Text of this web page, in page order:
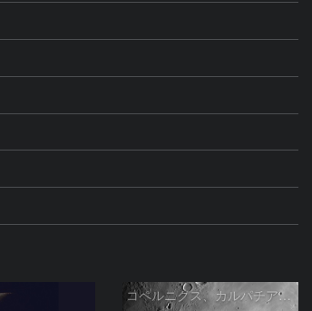
コペルニクス、カルパチア山脈付近